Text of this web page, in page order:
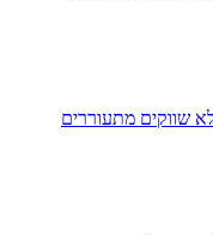
שווקים מתעוררים